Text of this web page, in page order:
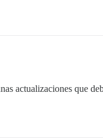
actualizaciones que